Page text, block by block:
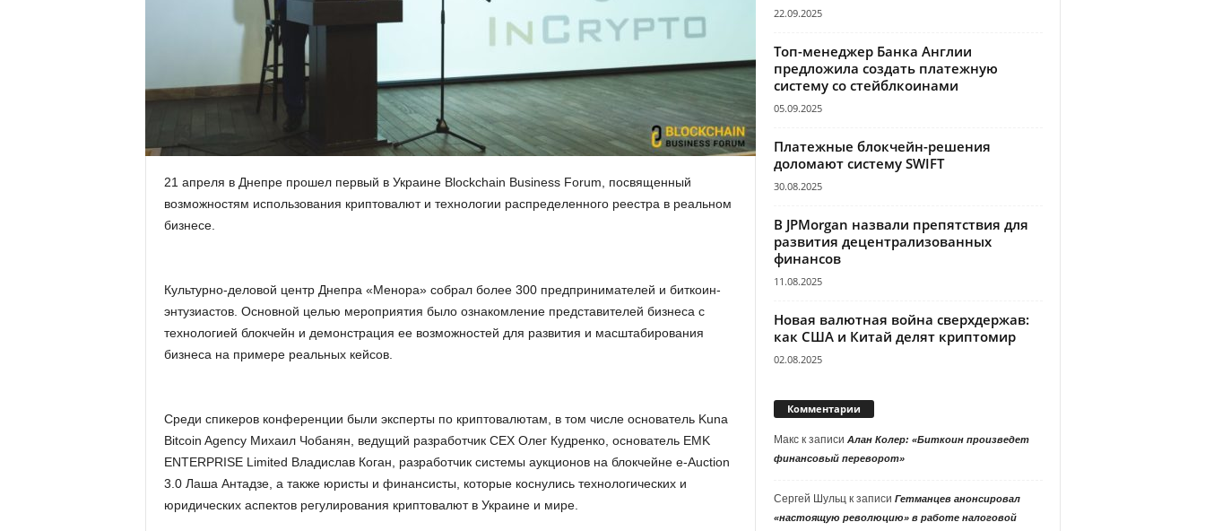
c
o
a
21 апреля в Днепре прошел первый в Украине Blockchain Business Forum, посвященный
возможностям использования криптовалют и технологии распределенного реестра в реальном
бизнесе.
Культурно-деловой центр Днепра «Менора» собрал более 300 предпринимателей и биткоин-
энтузиастов. Основной целью мероприятия было ознакомление представителей бизнеса с
технологией блокчейн и демонстрация ее возможностей для развития и масштабирования
бизнеса на примере реальных кейсов.
Среди спикеров конференции были эксперты по криптовалютам, в том числе основатель Kuna
Bitcoin Agency Михаил Чобанян, ведущий разработчик CEX Олег Кудренко, основатель EMK
ENTERPRISE Limited Владислав Коган, разработчик системы аукционов на блокчейне e-Auction
3.0 Лаша Антадзе, а также юристы и финансисты, которые коснулись технологических и
юридических аспектов регулирования криптовалют в Украине и мире.
22.09.2025
Топ-менеджер Банка Англии
предложила создать платежную
систему со стейблкоинами
05.09.2025
Платежные блокчейн-решения
доломают систему SWIFT
30.08.2025
В JPMorgan назвали препятствия для
развития децентрализованных
финансов
11.08.2025
Новая валютная война сверхдержав:
как США и Китай делят криптомир
02.08.2025
Комментарии
Макск записи Алан Колер: «Биткоин произведет
финансовый переворот»
Сергей Шульцк записи Гетманцев анонсировал
«настоящую революцию» в работе налоговой